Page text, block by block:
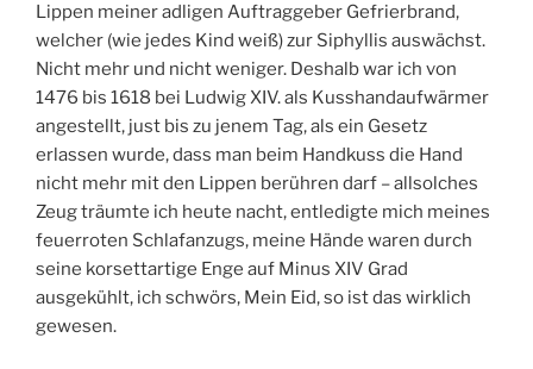
Lippen meiner adligen Auftraggeber Gefrierbrand,
welcher (wie jedes Kind weiß) zur Siphyllis auswächst.
Nicht mehr und nicht weniger. Deshalb war ich von
1476 bis 1618 bei Ludwig XIV. als Kusshandaufwärmer
angestellt, just bis zu jenem Tag, als ein Gesetz
erlassen wurde, dass man beim Handkuss die Hand
nicht mehr mit den Lippen berühren darf – allsolches
Zeug träumte ich heute nacht, entledigte mich meines
feuerroten Schlafanzugs, meine Hände waren durch
seine korsettartige Enge auf Minus XIV Grad
ausgekühlt, ich schwörs, Mein Eid, so ist das wirklich
gewesen.